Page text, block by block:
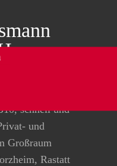
schnell und
und
Großraum
Rastatt